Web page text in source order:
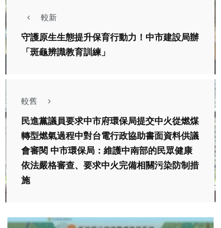
較新
守護原生生態提升保育行動力！中市建設局辦
「斑龜辨識教育訓練」
較舊
民進黨議員要求中市府環保局提交中火從燃煤
轉型燃氣過程中對台電行政協助書面資料供議
會審閱 中市環保局：維護中南部的民眾健康
依法嚴格審查、要求中火完備相關污染防制措
施